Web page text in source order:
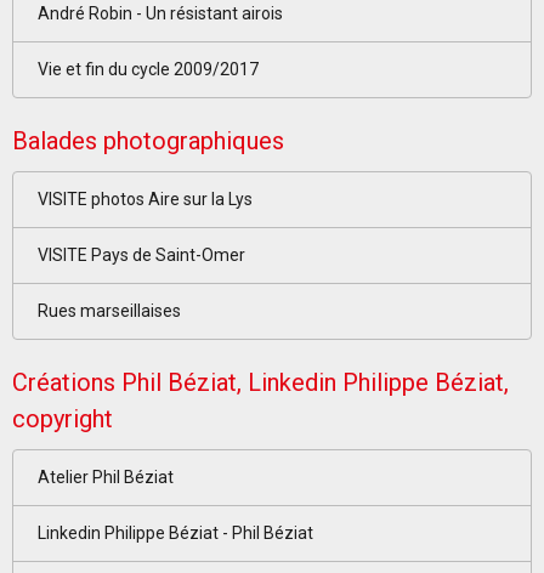
André Robin - Un résistant airois
Vie et fin du cycle 2009/2017
Balades photographiques
VISITE photos Aire sur la Lys
VISITE Pays de Saint-Omer
Rues marseillaises
Créations Phil Béziat, Linkedin Philippe Béziat,
copyright
Atelier Phil Béziat
Linkedin Philippe Béziat - Phil Béziat